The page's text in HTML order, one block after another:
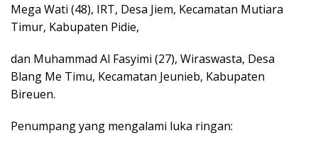
Mega Wati (48), IRT, Desa Jiem, Kecamatan Mutiara
Timur, Kabupaten Pidie,
dan Muhammad Al Fasyimi (27), Wiraswasta, Desa
Blang Me Timu, Kecamatan Jeunieb, Kabupaten
Bireuen.
Penumpang yang mengalami luka ringan: